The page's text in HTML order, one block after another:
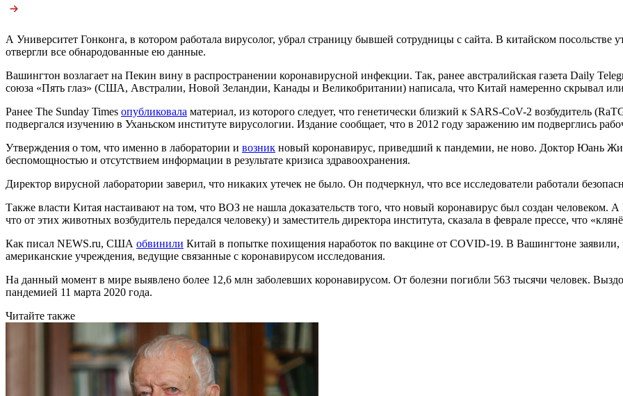
А Университет Гонконга, в котором работала вирусолог, убрал страницу бывшей сотрудницы с сайта. В китайском посольстве
отвергли все обнародованные ею данные.
Вашингтон возлагает на Пекин вину в распространении коронавирусной инфекции. Так, ранее австралийская газета Daily
союза «Пять глаз» (США, Австралии, Новой Зеландии, Канады и Великобритании) написала, что Китай намеренно скрывал
Ранее The Sunday Times опубликовала материал, из которого следует, что генетически близкий к SARS-CoV-2 возбудитель
подвергался изучению в Уханьском институте вирусологии. Издание сообщает, что в 2012 году заражению им подверглись
Утверждения о том, что именно в лаборатории и возник новый коронавирус, приведший к пандемии, не ново. Доктор Юань
беспомощностью и отсутствием информации в результате кризиса здравоохранения.
Директор вирусной лаборатории заверил, что никаких утечек не было. Он подчеркнул, что все исследователи работали
Также власти Китая настаивают на том, что ВОЗ не нашла доказательств того, что новый коронавирус был создан
что от этих животных возбудитель передался человеку) и заместитель директора института, сказала в феврале прессе, что
Как писал NEWS.ru, США обвинили Китай в попытке похищения наработок по вакцине от COVID-19. В Вашингтоне заявили,
американские учреждения, ведущие связанные с коронавирусом исследования.
На данный момент в мире выявлено более 12,6 млн заболевших коронавирусом. От болезни погибли 563 тысячи человек.
пандемией 11 марта 2020 года.
Читайте также